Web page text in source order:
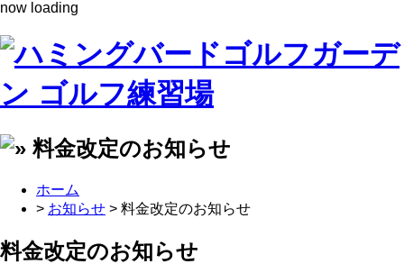
now loading
ホーム
> お知らせ > 料金改定のお知らせ
料金改定のお知らせ